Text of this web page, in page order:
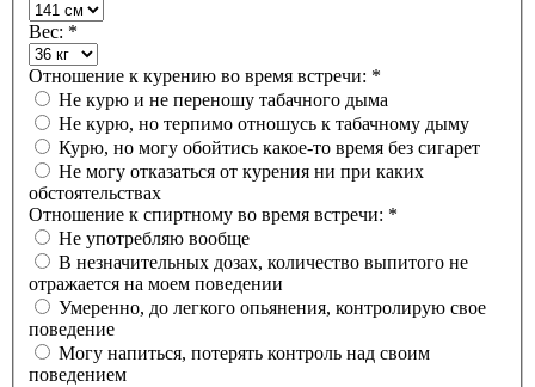
Вес: *
Отношение к курению во время встречи: *
Не курю и не переношу табачного дыма
Не курю, но терпимо отношусь к табачному дыму
Курю, но могу обойтись какое-то время без сигарет
Не могу отказаться от курения ни при каких
обстоятельствах
Отношение к спиртному во время встречи: *
Не употребляю вообще
В незначительных дозах, количество выпитого не
отражается на моем поведении
Умеренно, до легкого опьянения, контролирую свое
поведение
Могу напиться, потерять контроль над своим
поведением